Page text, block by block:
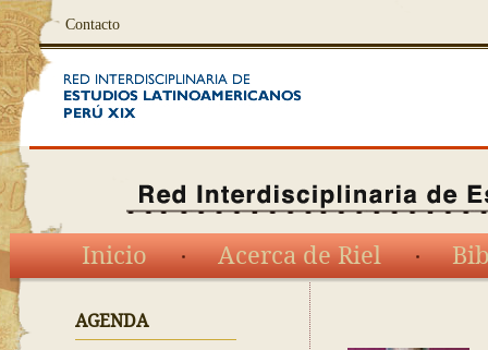
Contacto
Inicio Acerca de Riel
AGENDA